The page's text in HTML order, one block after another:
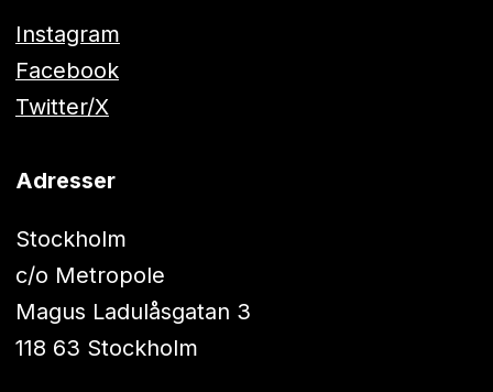
Instagram
Facebook
Twitter/X
Adresser
Stockholm
c/o Metropole
Magus Ladulåsgatan 3
118 63 Stockholm